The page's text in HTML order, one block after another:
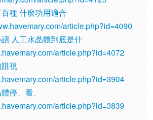
百種 什麼功用適合
article.php?id=4090
讀 人工水晶體到底是什
article.php?id=4072
阻視
article.php?id=3904
停、看、
article.php?id=3839